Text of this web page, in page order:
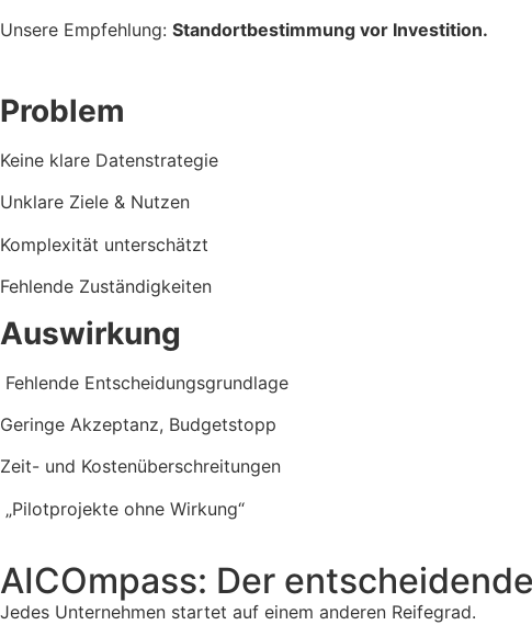
Unsere Empfehlung: Standortbestimmung vor Investition.
Problem
Keine klare Datenstrategie
Unklare Ziele & Nutzen
Komplexität unterschätzt
Fehlende Zuständigkeiten
Auswirkung
Fehlende Entscheidungsgrundlage
Geringe Akzeptanz, Budgetstopp
Zeit- und Kostenüberschreitungen
„Pilotprojekte ohne Wirkung“
AICOmpass: Der
Jedes Unternehmen startet auf einem anderen Reifegrad.